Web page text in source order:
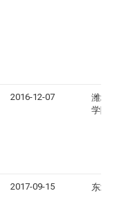
2016-12-07
潍坊
学院
2017-09-15 东北